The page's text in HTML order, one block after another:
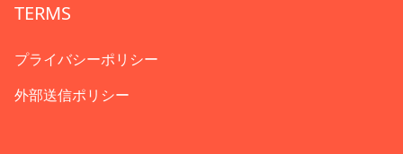
TERMS
プライバシーポリシー
外部送信ポリシー